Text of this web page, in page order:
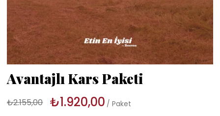
Avantajlı Kars Paketi
₺2.155,00 ₺1.920,00 Paket